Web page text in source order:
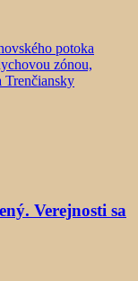
Verejnosti sa